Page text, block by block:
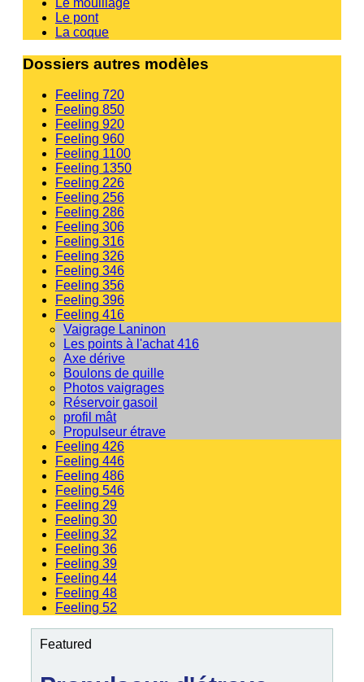
Le pont
La coque
Dossiers autres modèles
Feeling 720
Feeling 850
Feeling 920
Feeling 960
Feeling 1100
Feeling 1350
Feeling 226
Feeling 256
Feeling 286
Feeling 306
Feeling 316
Feeling 326
Feeling 346
Feeling 356
Feeling 396
Feeling 416
Vaigrage Laninon
Les points à l'achat 416
Axe dérive
Boulons de quille
Photos vaigrages
Réservoir gasoil
profil mât
Propulseur étrave
Feeling 426
Feeling 446
Feeling 486
Feeling 546
Feeling 29
Feeling 30
Feeling 32
Feeling 36
Feeling 39
Feeling 44
Feeling 48
Feeling 52
Featured